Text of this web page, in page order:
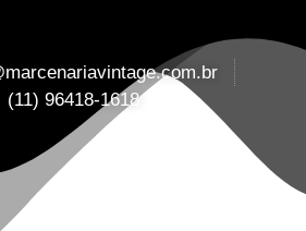
(11) 96418-1618